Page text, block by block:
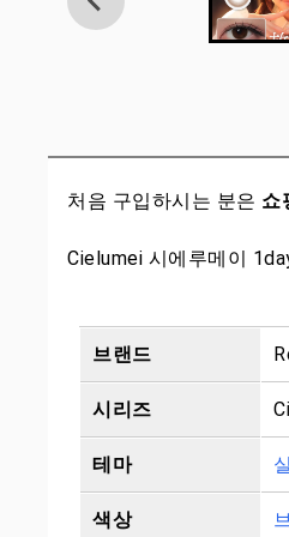
처음 구입하시는 분은 쇼
Cielumei 시에루메이
브랜드
시리즈
테마
색상